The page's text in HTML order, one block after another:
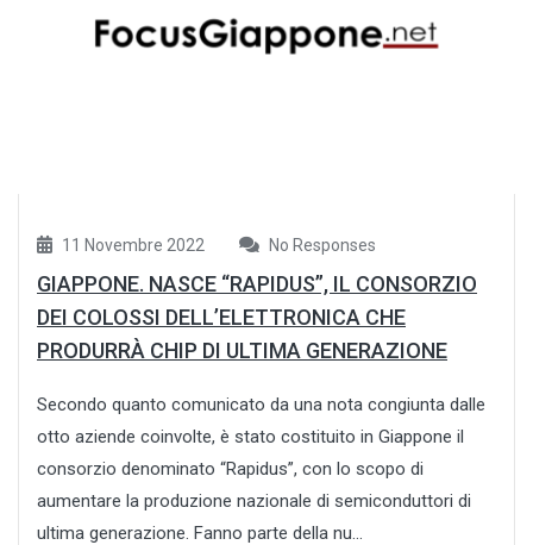
11 Novembre 2022 No Responses
GIAPPONE. NASCE “RAPIDUS”, IL CONSORZIO
DEI COLOSSI DELL’ELETTRONICA CHE
PRODURRÀ CHIP DI ULTIMA GENERAZIONE
Secondo quanto comunicato da una nota congiunta dalle
otto aziende coinvolte, è stato costituito in Giappone il
consorzio denominato “Rapidus”, con lo scopo di
aumentare la produzione nazionale di semiconduttori di
ultima generazione. Fanno parte della nu...